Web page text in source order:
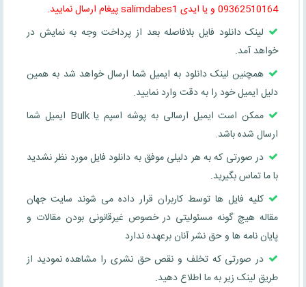
09362510164 و یا ایدی salimdabes1 پیغام ارسال نمایید.
لینک دانلود فایل بلافاصله بعد از پرداخت وجه به نمایش در
خواهد آمد.
همچنین لینک دانلود به ایمیل شما ارسال خواهد شد به همین
دلیل ایمیل خود را به دقت وارد نمایید.
ممکن است ایمیل ارسالی به پوشه اسپم یا Bulk ایمیل شما
ارسال شده باشد.
در صورتی که به هر دلیلی موفق به دانلود فایل مورد نظر نشدید
با ما تماس بگیرید.
کلیه فایل ها توسط کاربران قرار داده می شوند سایت جهان
مقاله هیچ گونه مسئولیتی در خصوص غیرقانونی بودن مقالات و
پایان نامه ها و حق نشر آنان برعهده ندارد
در صورتی که تخلف و نقص حق نشری را مشاهده نمودید از
طریق لینک زیر به ما اطلاع دهید.